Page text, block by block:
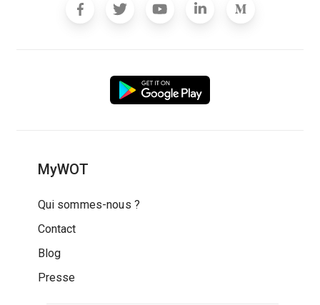
MyWOT
Qui sommes-nous ?
Contact
Blog
Presse